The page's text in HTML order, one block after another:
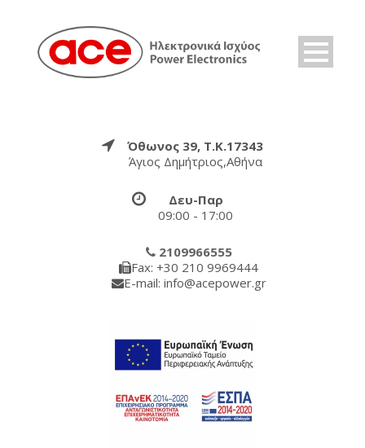
Όθωνος 39, Τ.Κ.17343
Άγιος Δημήτριος,Αθήνα
Δευ-Παρ
09:00 - 17:00
2109966555
Fax: +30 210 9969444
E-mail: info@acepower.gr